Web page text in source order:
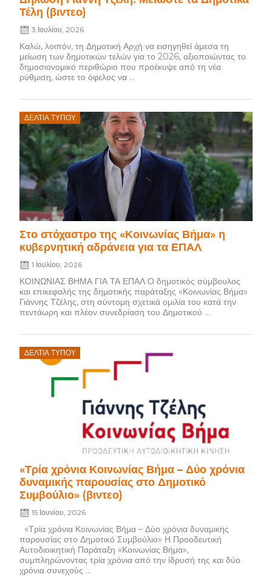
Τέλη (βιντεο)
3 Ιουλίου, 2026
Καλώ, λοιπόν, τη Δημοτική Αρχή να εισηγηθεί άμεσα τη
μείωση των δημοτικών τελών για το 2026, αξιοποιώντας το
δημοσιονομικό περιθώριο που προέκυψε από τη νέα
ρύθμιση, ώστε το όφελος να ...
ΔΕΛΤΊΑ ΤΎΠΟΥ
Στο στόχαστρο της «Κοινωνίας Βήμα» η
κυβερνητική αδράνεια για τα ΕΠΑΛ
Posted
on
1 Ιουλίου, 2026
ΚΟΙΝΩΝΙΑΣ ΒΗΜΑ ΓΙΑ ΤΑ ΕΠΑΛ Ο δημοτικός σύμβουλος
και επικεφαλής της δημοτικής παράταξης «Κοινωνίας Βήμα»
Γιάννης Τζέλης, στη σύντομη σχετικά ομιλία του κατά την
πεντάωρη και πλέον συνεδρίαση του Δημοτικού ...
ΔΕΛΤΊΑ ΤΎΠΟΥ
«Τρία χρόνια Κοινωνίας Βήμα – Δύο χρόνια
δυναμικής παρουσίας στο Δημοτικό
Συμβούλιο» (βιντεο)
Posted
on
15 Ιουνίου, 2026
«Τρία χρόνια Κοινωνίας Βήμα – Δύο χρόνια δυναμικής
παρουσίας στο Δημοτικό Συμβούλιο» Η Προοδευτική
Αυτοδιοικητική Παράταξη «Κοινωνίας Βήμα»,
συμπληρώνοντας τρία χρόνια από την ίδρυσή της και δύο
χρόνια συνεχούς ...